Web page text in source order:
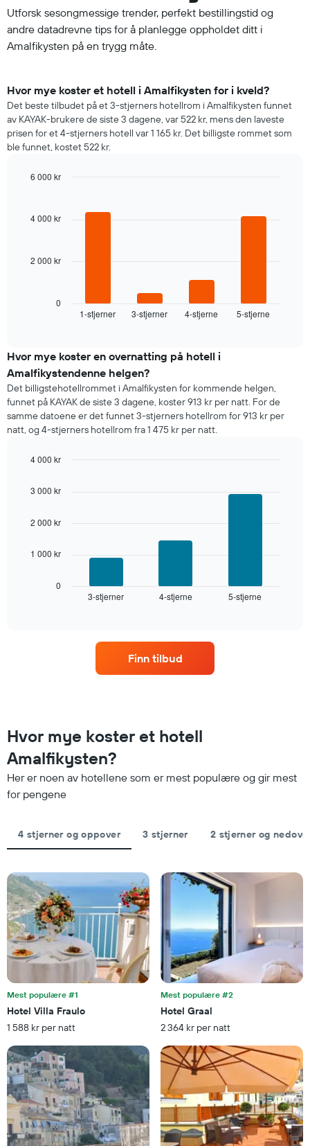
Utforsk sesongmessige trender, perfekt bestillingstid og
andre datadrevne tips for å planlegge oppholdet ditt i
Amalfikysten på en trygg måte.
Hvor mye koster et hotell i Amalfikysten for i kveld?
Det beste tilbudet på et 3-stjerners hotellrom i Amalfikysten funnet
av KAYAK-brukere de siste 3 dagene, var 522 kr, mens den laveste
prisen for et 4-stjerners hotell var 1 165 kr. Det billigste rommet som
ble funnet, kostet 522 kr.
with
Diagrammet
gjennomsnittsprisen
i
kveld,
basert
på
data
fra
de
tre
og
antall
Diagrammets
for
rom
i
kveld,
basert
data
fra
tre
dagene
1-stjerner 3-stjerner 4-stjerne 5-stjerne
0
2 000 kr
4 000 kr
6 000 kr
Hvor mye koster en overnatting på hotell i
Amalfikystendenne helgen?
Det billigstehotellrommet i Amalfikysten for kommende helgen,
funnet på KAYAK de siste 3 dagene, koster 913 kr per natt. For de
samme datoene er det funnet 3-stjerners hotellrom for 913 kr per
natt, og 4-stjerners hotellrom fra 1 475 kr per natt.
with
bars.
nedenfor
gjennomsnittsprisen
tre
dagene
sortert
etter
Diagrammets
1
akse
viser
hotellkategorier
etter
stjerner.
Diagrammets
1
Y-
akse
viser
gjennomsnittsprisen
et
rom
denne
helgen
funnet
de
siste
3
dagene
3-stjerner 4-stjerne 5-stjerne
0
1 000 kr
2 000 kr
3 000 kr
4 000 kr
Finn tilbud
Hvor mye koster et hotell
Amalfikysten?
Her er noen av hotellene som er mest populære og gir mest
for pengene
4 stjerner og oppover 3 stjerner 2 stjerner og
Mest populære #1
Hotel Villa Fraulo
1 588 kr per natt
Mest populære #2
Hotel Graal
2 364 kr per natt